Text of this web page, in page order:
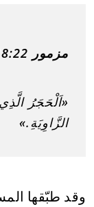
مزمور 118:22 (فاندايك):
«اَلْحَجَرُ
الزَّاوِيَةِ.»
وقد طبّقها